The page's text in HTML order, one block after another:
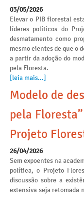
03/05/2026
Elevar o PIB florestal
líderes políticos do
desmatamento como
mesmo cientes de que o
a partir da adoção do
pela Floresta.
[leia mais...]
Modelo de
pela
Projeto
26/04/2026
Sem expoentes na
política, o Projeto
discussão sobre a
extensiva seja retomada